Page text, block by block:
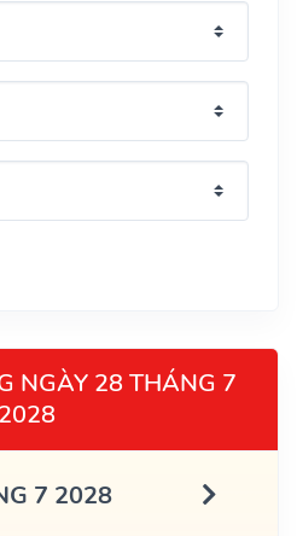
NGÀY 28 THÁNG 7
2028
7 2028